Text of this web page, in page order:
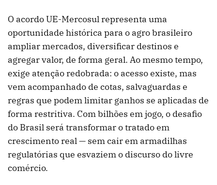
O acordo UE-Mercosul representa uma
oportunidade histórica para o agro brasileiro
ampliar mercados, diversificar destinos e
agregar valor, de forma geral. Ao mesmo tempo,
exige atenção redobrada: o acesso existe, mas
vem acompanhado de cotas, salvaguardas e
regras que podem limitar ganhos se aplicadas de
forma restritiva. Com bilhões em jogo, o desafio
do Brasil será transformar o tratado em
crescimento real — sem cair em armadilhas
regulatórias que esvaziem o discurso do livre
comércio.